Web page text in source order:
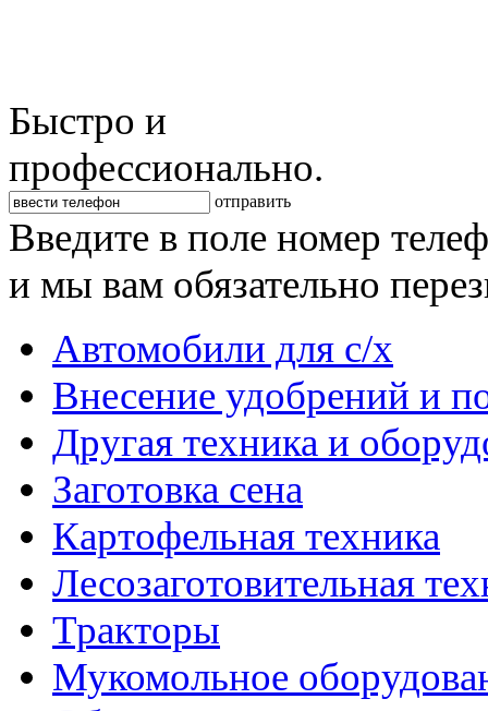
Быстро и
профессионально.
отправить
Введите в поле номер
и мы вам обязательно
Автомобили для с/х
Внесение удобрений и
Другая техника и
Заготовка сена
Картофельная техника
Лесозаготовительная
Тракторы
Мукомольное